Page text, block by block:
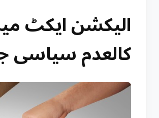
الیکشن ایکٹ
کالعدم سیاسی